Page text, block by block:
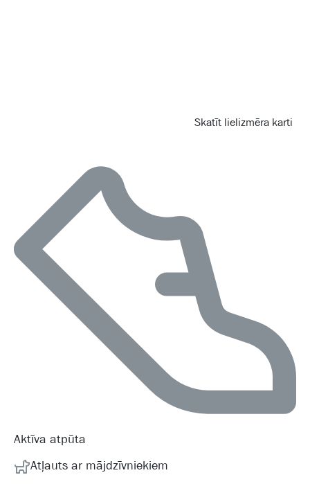
Skatīt lielizmēra karti
Aktīva atpūta
Atļauts ar mājdzīvniekiem